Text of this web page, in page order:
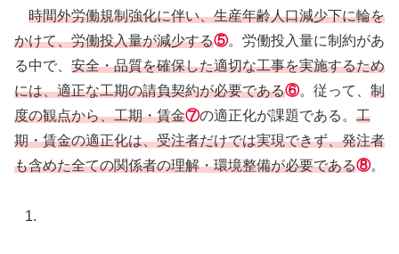
時間外労働規制強化に伴い、生産年齢人口減少下に輪を
かけて、労働投入量が減少する⑤。労働投入量に制約があ
る中で、 安全・品質を確保した適切な工事を実施するため
には、適正な工期の請負契約が必要である⑥。従って、 制
度の観点から、工期・賃金⑦の適正化が課題である。 工
期・賃金の適正化は、受注者だけでは実現できず、発注者
も含めた全ての関係者の理解・環境整備が必要である⑧。